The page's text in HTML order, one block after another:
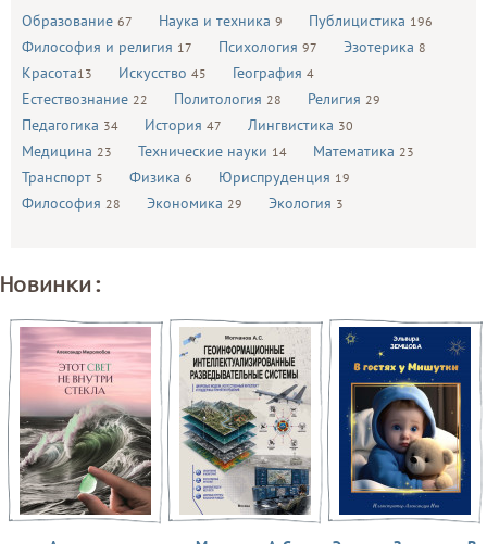
Образование 67 Наука и техника 9 Публицистика 196
Философия и религия 17 Психология 97 Эзотерика 8
Красота13 Искусство 45 География 4
Естествознание 22 Политология 28 Религия 29
Педагогика 34 История 47 Лингвистика 30
Медицина 23 Технические науки 14 Математика 23
Транспорт 5 Физика 6 Юриспруденция 19
Философия 28 Экономика 29 Экология 3
Новинки: